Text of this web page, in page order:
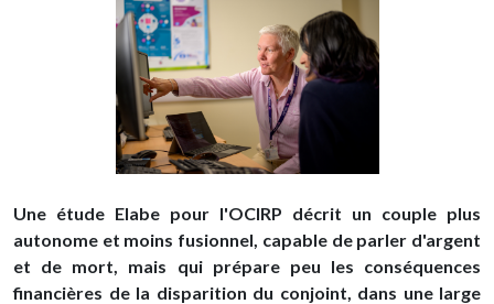
Une étude Elabe pour l'OCIRP décrit un couple plus
autonome et moins fusionnel, capable de parler d'argent
et de mort, mais qui prépare peu les conséquences
financières de la disparition du conjoint, dans une large